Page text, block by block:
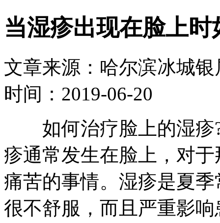
当湿疹出现在脸上时
文章来源：哈尔滨冰城
时间：2019-06-20
如何治疗脸上的湿疹?
疹通常发生在脸上，对
痛苦的事情。湿疹是夏
很不舒服，而且严重影